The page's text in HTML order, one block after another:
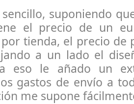
suponiendo
el precio de un
tienda, el precio de
a un lado el
eso le añado un
gastos de envío a
me supone